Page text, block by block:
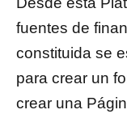
fuentes de
constituida se
para crear un
crear una